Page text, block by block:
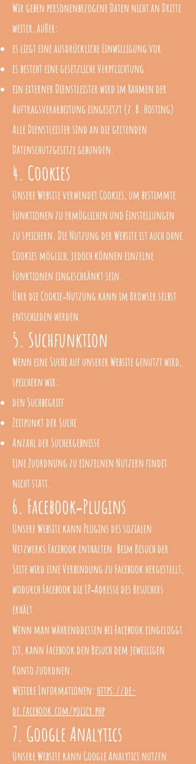
Wir geben personenbezogene Daten nicht an Dritte
weiter, außer:
es liegt eine ausdrückliche Einwilligung vor
es besteht eine gesetzliche Verpflichtung
ein externer Dienstleister wird im Rahmen der
Auftragsverarbeitung eingesetzt (z. B. Hosting)
Alle Dienstleister sind an die geltenden
Datenschutzgesetze gebunden.
4. Cookies
Unsere Website verwendet Cookies, um bestimmte
Funktionen zu ermöglichen und Einstellungen
zu speichern. Die Nutzung der Website ist auch ohne
Cookies möglich, jedoch können einzelne
Funktionen eingeschränkt sein.
Über die Cookie‑Nutzung kann im Browser selbst
entschieden werden.
5. Suchfunktion
Wenn eine Suche auf unserer Website genutzt wird,
speichern wir:
den Suchbegriff
Zeitpunkt der Suche
Anzahl der Suchergebnisse
Eine Zuordnung zu einzelnen Nutzern findet
nicht statt.
6. Facebook‑Plugins
Unsere Website kann Plugins des sozialen
Netzwerks Facebook enthalten. Beim Besuch der
Seite wird eine Verbindung zu Facebook hergestellt,
wodurch Facebook die IP‑Adresse des Besuchers
erhält.
Wenn man währenddessen bei Facebook eingeloggt
ist, kann Facebook den Besuch dem jeweiligen
Konto zuordnen.
Weitere Informationen: https://de-
de.facebook.com/policy.php
7. Google Analytics
Unsere Website kann Google Analytics nutzen.